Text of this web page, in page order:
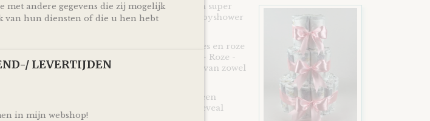
Stone groen - Roze - Blauw heb je een super
kraamcadeau voor een zwangerschap, babyshower
van stone groen gekleurde monddoekjes en roze
linten is deze Luiertaart Konijnen Stone groen - Roze -
om cadeau te geven bij de komst of geboorte van zowel
voor wanneer het geslacht van de baby nog een
te gebruiken bij bijvoorbeeld een gender reveal
andere gegevens die zij mogelijk
van hun diensten of die u hen hebt
LEVERTIJDEN
in mijn webshop!